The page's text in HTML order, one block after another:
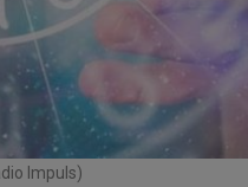
Impuls)